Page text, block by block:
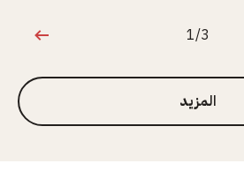
1 من 3
1/3
المزيد